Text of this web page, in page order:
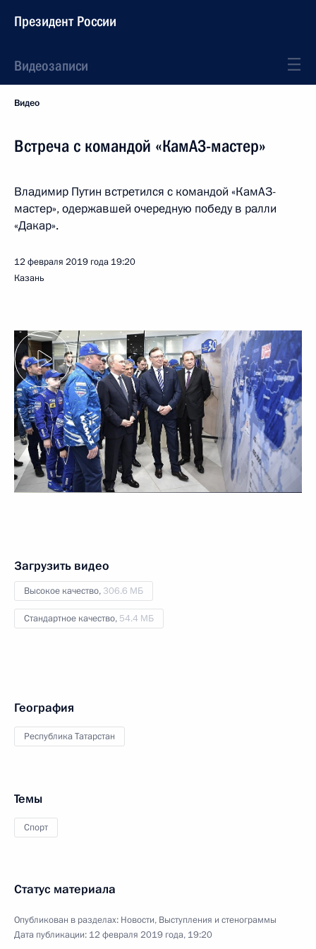
Президент России
Видеозаписи
Видео
Встреча с командой «КамАЗ-мастер»
Владимир Путин встретился с командой «КамАЗ-
мастер», одержавшей очередную победу в ралли
«Дакар».
12 февраля 2019 года 19:20
Казань
Загрузить видео
Высокое качество, 306.6 МБ
Стандартное качество, 54.4 МБ
География
Республика Татарстан
Темы
Спорт
Статус материала
Опубликован в разделах: Новости, Выступления и стенограммы
Дата публикации: 12 февраля 2019 года, 19:20